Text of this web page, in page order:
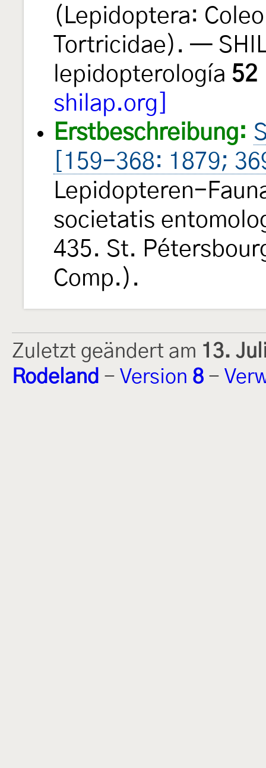
(Lepidoptera:
Tortricidae). —
lepidopterología 52
shilap.org]
Erstbeschreibung:
[159-368: 1879;
Lepidopteren-
societatis
435. St.
Comp.).
Zuletzt geändert am 13.
Rodeland - Version 8 -